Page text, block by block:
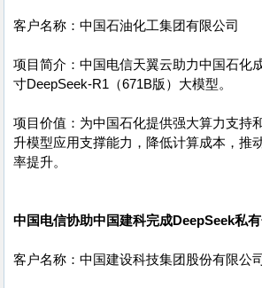
客户名称：中国石油化工集团有限公司
项目简介：中国电信天翼云助力中国石化
寸DeepSeek-R1（671B版）大模型。
项目价值：为中国石化提供强大算力支持
升模型应用支撑能力，降低计算成本，推
率提升。
中国电信协助中国建科完成DeepSeek私
客户名称：中国建设科技集团股份有限公司